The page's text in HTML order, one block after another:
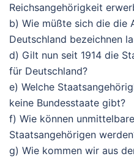
Reichsangehörigkeit
b) Wie müßte sich die die
Deutschland bezeichnen
d) Gilt nun seit 1914 die
für Deutschland?
e) Welche
keine Bundesstaate gibt?
f) Wie können
Staatsangehörigen
g) Wie kommen wir aus